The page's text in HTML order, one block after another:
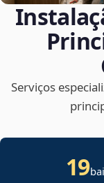
Serviços
19